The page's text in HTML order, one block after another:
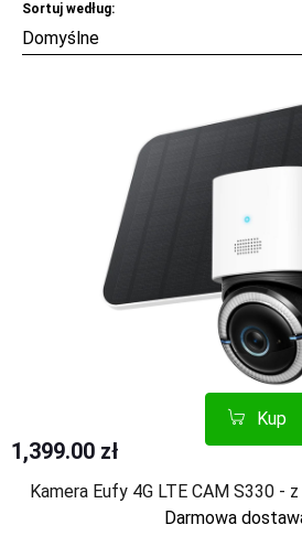
Sortuj według:
Kup
Kup
1,399.00 zł
Kamera Eufy 4G LTE CAM S330 -
Darmowa